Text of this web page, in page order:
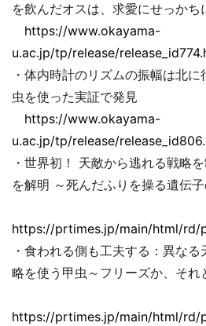
を飲んだオスは、求愛にせっかち
https://www.okayama-
u.ac.jp/tp/release/
・体内時計のリズムの振幅は北
虫を使った実証で発見
https://www.okayama-
u.ac.jp/tp/release/
・世界初！ 天敵から逃れる戦略
を解明 ～死んだふりを操る遺伝
https://prtimes.jp/main/html/rd/
・食われる側も工夫する：異な
略を使う甲虫～フリーズか、それ
https://prtimes.jp/main/html/rd/